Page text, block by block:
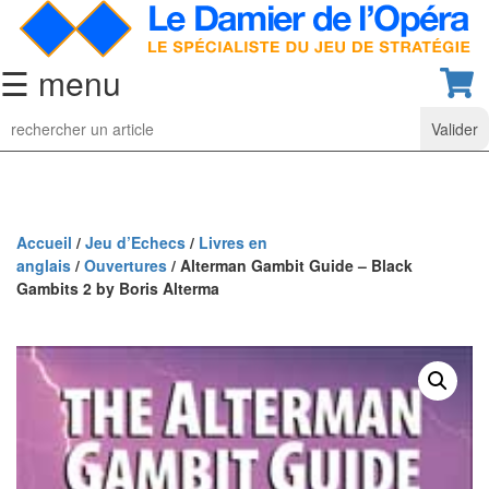
☰ menu
Jeu
d’Echecs
collection
Echiquiers
Pièces
d’échecs
classiques
Coffrets
Accueil / Jeu d’Echecs / Livres en
anglais / Ouvertures / Alterman Gambit Guide – Black
Gambits 2 by Boris Alterma